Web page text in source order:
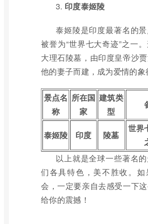
3. 印度泰姬陵
泰姬陵是印度最著名的景
被誉为“世界七大奇迹”之一
大理石陵墓，由印度皇帝沙
他的妻子而建，成为爱情的象
景点名
称
所在国
家
建筑类
型
泰姬陵 印度 陵墓
世界
以上就是全球一些著名
们各具特色，美不胜收。如
会，一定要亲自去感受一下
给你的震撼！